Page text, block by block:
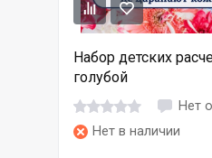
Набор детских
голубой
Нет
Нет в наличии